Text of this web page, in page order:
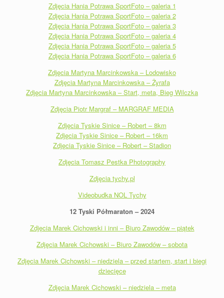
Zdjęcia Hania Potrawa SportFoto – galeria 1
Zdjęcia Hania Potrawa SportFoto – galeria 2
Zdjęcia Hania Potrawa SportFoto – galeria 3
Zdjęcia Hania Potrawa SportFoto – galeria 4
Zdjęcia Hania Potrawa SportFoto – galeria 5
Zdjęcia Hania Potrawa SportFoto – galeria 6
Zdjęcia Martyna Marcinkowska – Lodowisko
Zdjęcia Martyna Marcinkowska – Żyrafa
Zdjęcia Martyna Marcinkowska – Start, meta, Bieg Wilczka
Zdjęcia Piotr Margraf – MARGRAF MEDIA
Zdjęcia Tyskie Sinice – Robert – 8km
Zdjęcia Tyskie Sinice – Robert – 16km
Zdjęcia Tyskie Sinice – Robert – Stadion
Zdjęcia Tomasz Pestka Photography
Zdjęcia tychy.pl
Videobudka NOL Tychy
12 Tyski Półmaraton – 2024
Zdjęcia Marek Cichowski i inni – Biuro Zawodów – piątek
Zdjęcia Marek Cichowski – Biuro Zawodów – sobota
Zdjęcia Marek Cichowski – niedziela – przed startem, start i biegi
dziecięce
Zdjęcia Marek Cichowski – niedziela – meta